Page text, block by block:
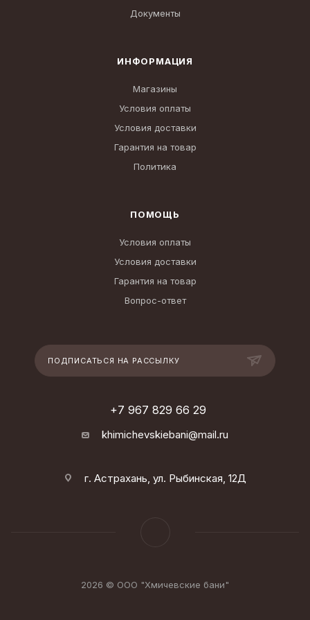
Документы
ИНФОРМАЦИЯ
Магазины
Условия оплаты
Условия доставки
Гарантия на товар
Политика
ПОМОЩЬ
Условия оплаты
Условия доставки
Гарантия на товар
Вопрос-ответ
ПОДПИСАТЬСЯ НА РАССЫЛКУ
+7 967 829 66 29
khimichevskiebani@mail.ru
г. Астрахань, ул. Рыбинская, 12Д
2026 © ООО "Хмичевские бани"